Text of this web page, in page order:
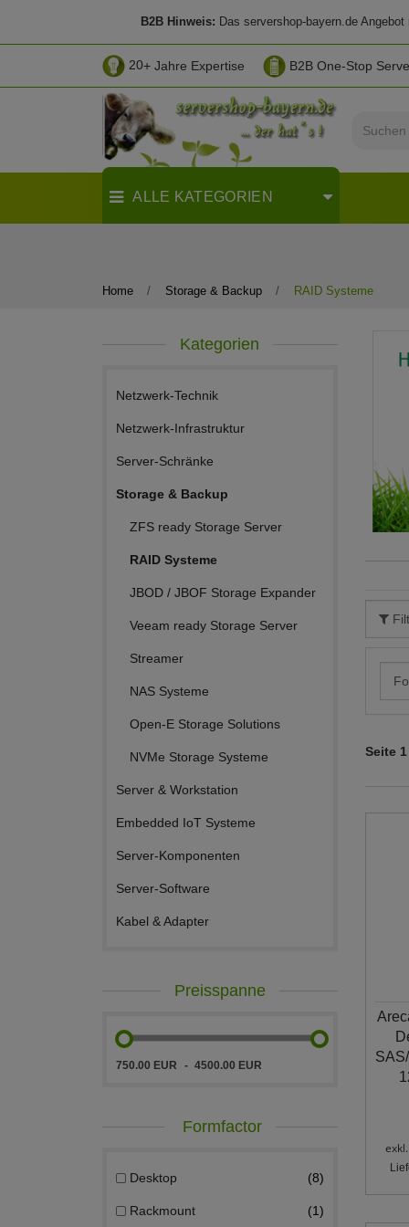
B2B Hinweis: Das servershop-bayern.de
20+ Jahre Expertise B2B One-Stop
ALLE KATEGORIEN
Home Storage & Backup RAID Systeme
Seite 1
Kategorien
Netzwerk-Technik
Netzwerk-Infrastruktur
Server-Schränke
Storage & Backup
ZFS ready Storage Server
RAID Systeme
JBOD / JBOF Storage Expander
Veeam ready Storage Server
Streamer
NAS Systeme
Open-E Storage Solutions
NVMe Storage Systeme
Server & Workstation
Embedded IoT Systeme
Server-Komponenten
Server-Software
Kabel & Adapter
Preisspanne
750.00 EUR 4500.00 EUR
Formfactor
8
Desktop
1
Rackmount